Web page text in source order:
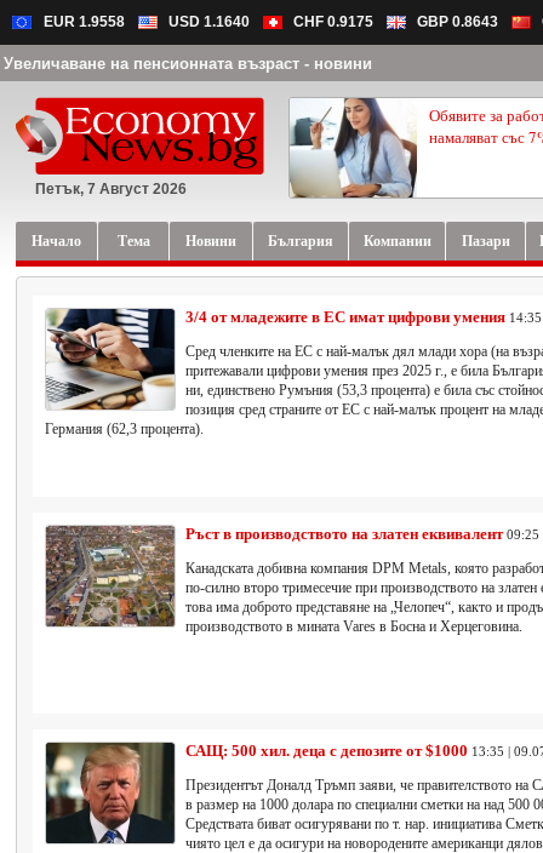
EUR 1.9558 USD 1.1640 CHF 0.9175 GBP 0.8643
Увеличаване на пенсионната възраст - новини
Петък, 7 Август 2026
Обявите за
намаляват със
Начало Тема Новини България Компании Пазари
3/4 от младежите в ЕС имат цифрови умения
Сред членките на ЕС с най-малък дял млади хора (на
притежавали цифрови умения през 2025 г., е била
ни, единствено Румъния (53,3 процента) е била със
позиция сред страните от ЕС с най-малък процент на
Германия (62,3 процента).
Ръст в производството на златен еквивалент 09:25
Канадската добивна компания DPM Metals, която
по-силно второ тримесечие при производството на
това има доброто представяне на „Челопеч“, както и
производството в мината Vares в Босна и Херцеговина.
САЩ: 500 хил. деца с депозите от $1000 13:35 |
Президентът Доналд Тръмп заяви, че правителството на
в размер на 1000 долара по специални сметки на над 500
Средствата биват осигурявани по т. нар. инициатива
чиято цел е да осигури на новородените американци